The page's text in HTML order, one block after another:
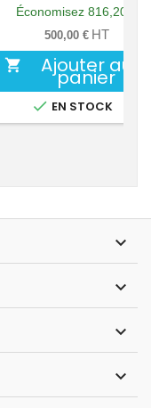
base
Économisez 816,20 €
500,00 € HT
 Ajouter au
panier
 EN STOCK



